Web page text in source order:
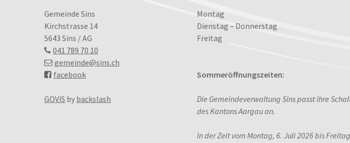
Gemeinde Sins
Kirchstrasse 14
5643 Sins / AG
041 789 70 10
gemeinde@sins.ch
facebook
GOViS by backslash
TagÖffnungszeiten
Montag
Dienstag – Donnerstag
Freitag
Sommeröffnungszeiten:
Die Gemeindeverwaltung Sins passt ihre
des Kantons Aargau an.
In der Zeit vom Montag, 6. Juli 2026 bis